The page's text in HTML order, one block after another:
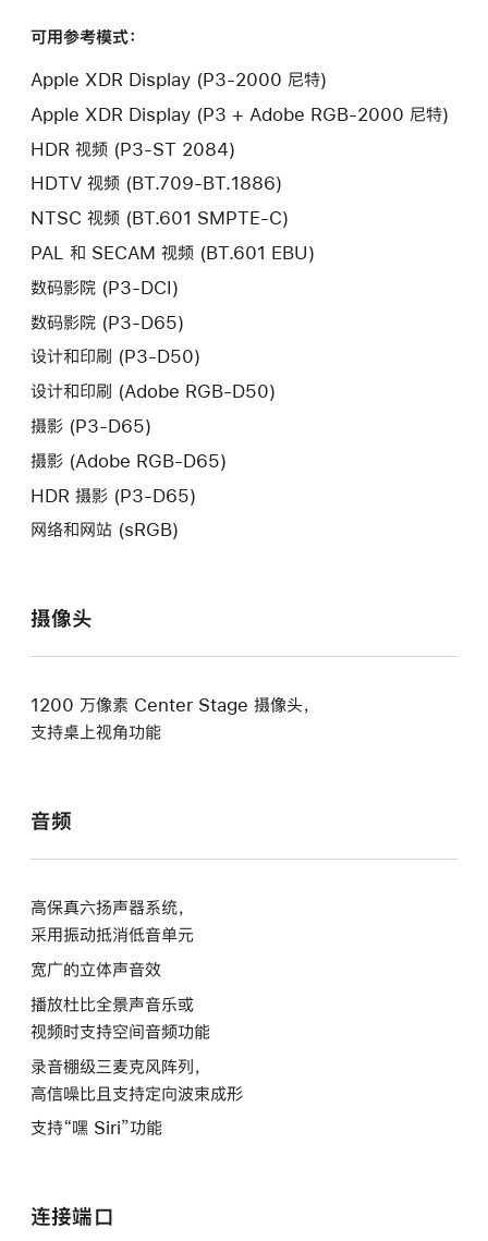
可用参考模式：
Apple XDR Display (P3-2000 尼特)
Apple XDR Display (P3 + Adobe RGB-2000 尼特)
HDR 视频 (P3-ST 2084)
HDTV 视频 (BT.709-BT.1886)
NTSC 视频 (BT.601 SMPTE-C)
PAL 和 SECAM 视频 (BT.601 EBU)
数码影院 (P3-DCI)
数码影院 (P3-D65)
设计和印刷 (P3-D50)
设计和印刷 (Adobe RGB-D50)
摄影 (P3-D65)
摄影 (Adobe RGB-D65)
HDR 摄影 (P3-D65)
网络和网站 (sRGB)
摄像头
1200 万像素 Center Stage 摄像头，
支持桌上视角功能
音频
高保真六扬声器系统，
采用振动抵消低音单元
宽广的立体声音效
播放杜比全景声音乐或
视频时支持空间音频功能
录音棚级三麦克风阵列，
高信噪比且支持定向波束成形
支持“嘿 Siri”功能
连接端口